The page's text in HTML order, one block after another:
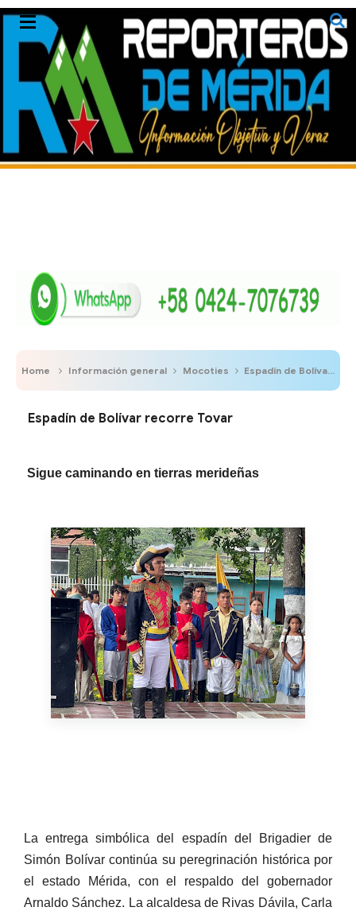
Home Información general Mocoties Espadín de Bolívar recorre Tovar
Espadín de Bolívar recorre Tovar
Sigue caminando en tierras merideñas
La entrega simbólica del espadín del Brigadier de
Simón Bolívar continúa su peregrinación histórica por
el estado Mérida, con el respaldo del gobernador
Arnaldo Sánchez. La alcaldesa de Rivas Dávila, Carla